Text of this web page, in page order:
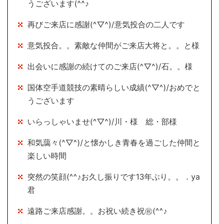
うございます(^^♪
再びご来店に感謝(^▽^)/意気投合の二人です
意気投合。。素敵な仲間がご来店大将と。。と様
出会いに感謝の続けてのご来店(^▽^)/石。。様
国体空手道競技の素晴らしい成績(^▽^)/おめでと
うございます
いらっしゃいませ(^▽^)/川・様 総・部様
和気藹々(^▽^)/と懐かしき青春を過ごした仲間と
楽しい時間
突然の笑顔(^^♪お久し振りです13年ぶり。。．ya
君
遠路ご来店感謝。。お祝い続き祝㊗(^^♪